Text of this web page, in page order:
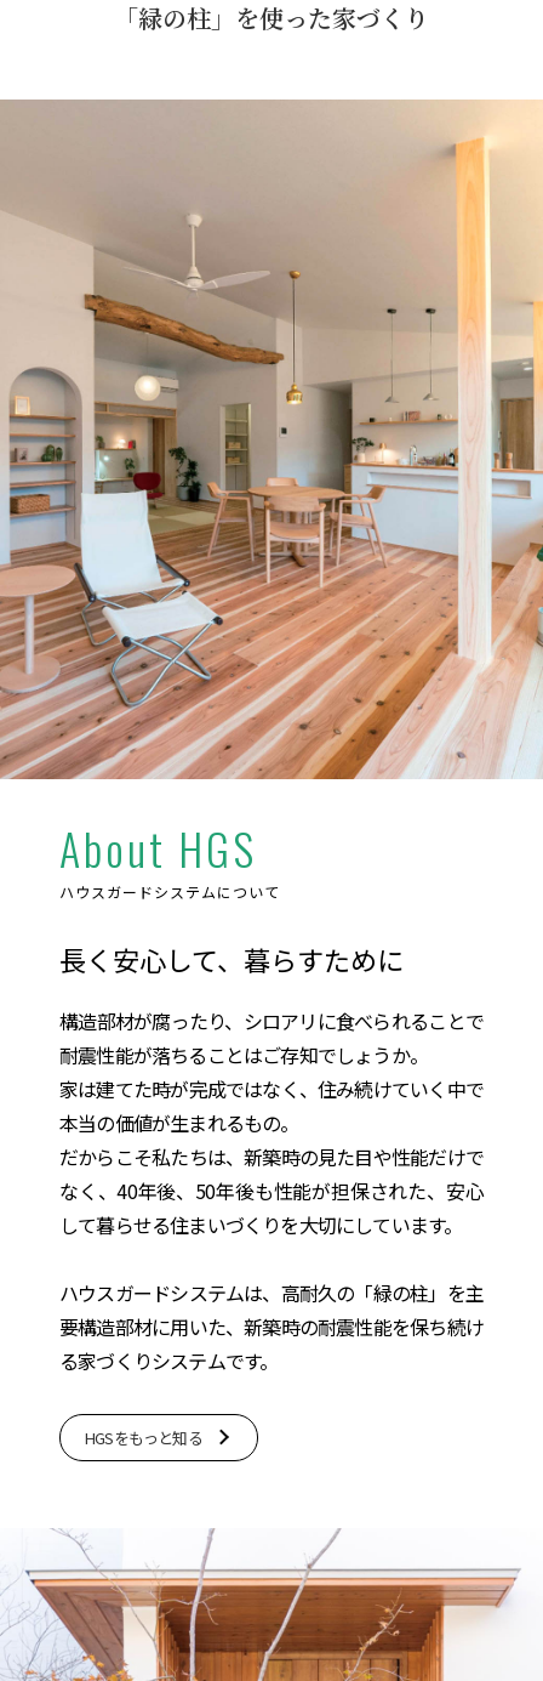
「緑の柱」を使った家づくり
About HGS
ハウスガードシステムについて
長く安心して、暮らすために
構造部材が腐ったり、シロアリに食べられることで
耐震性能が落ちることはご存知でしょうか。
家は建てた時が完成ではなく、住み続けていく中で
本当の価値が生まれるもの。
だからこそ私たちは、新築時の見た目や性能だけで
なく、40年後、50年後も性能が担保された、安心
して暮らせる住まいづくりを大切にしています。
ハウスガードシステムは、高耐久の「緑の柱」を主
要構造部材に用いた、新築時の耐震性能を保ち続け
る家づくりシステムです。
HGSをもっと知る